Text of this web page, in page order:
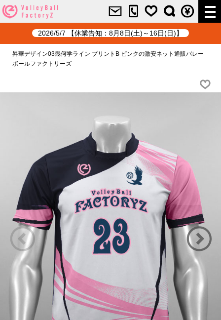
2026/5/7 【休業告知：8月8日(土)～16日(日)】
昇華デザイン03幾何学ライン プリントB ピンクの激安ネット通販バレー
ボールファクトリーズ